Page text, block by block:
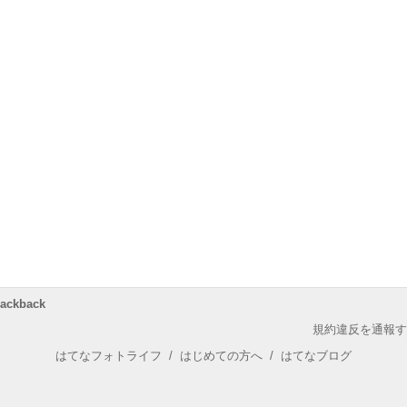
規約違反を通報
はてなフォトライフ / はじめての方へ / はてなブログ